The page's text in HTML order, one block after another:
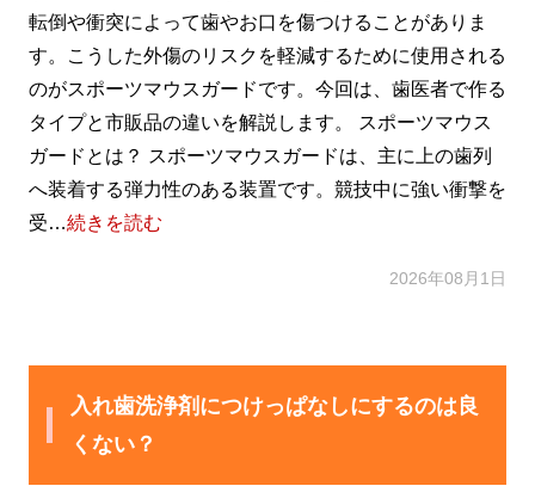
転倒や衝突によって歯やお口を傷つけることがありま
す。こうした外傷のリスクを軽減するために使用される
のがスポーツマウスガードです。今回は、歯医者で作る
タイプと市販品の違いを解説します。 スポーツマウス
ガードとは？ スポーツマウスガードは、主に上の歯列
へ装着する弾力性のある装置です。競技中に強い衝撃を
受…続きを読む
2026年08月1日
入れ歯洗浄剤につけっぱなしにするのは良
くない？